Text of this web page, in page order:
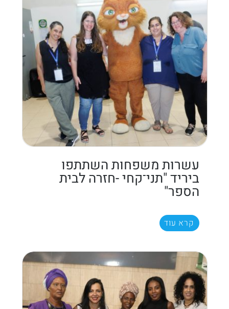
עשרות משפחות השתתפו
ביריד "תני־קחי -חזרה לבית
הספר"
קרא עוד